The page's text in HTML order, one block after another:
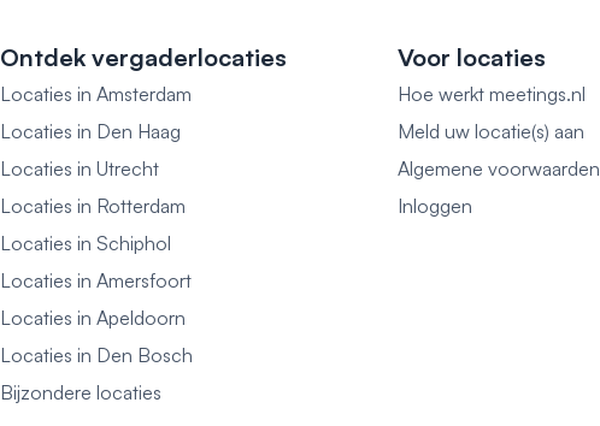
Ontdek vergaderlocaties
Locaties in Amsterdam
Locaties in Den Haag
Locaties in Utrecht
Locaties in Rotterdam
Locaties in Schiphol
Locaties in Amersfoort
Locaties in Apeldoorn
Locaties in Den Bosch
Bijzondere locaties
Voor locaties
Hoe werkt meetings.nl
Meld uw locatie(s) aan
Algemene voorwaarden
Inloggen